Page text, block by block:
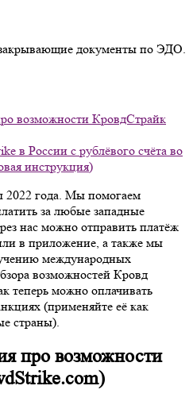
документы по ЭДО.
возможности КровдСтрайк
в России с рублёвого счёта во
инструкция)
2022 года. Мы помогаем
за любые западные
нас можно отправить платёж
в приложение, а также мы
международных
возможностей Кровд
теперь можно оплачивать
(применяйте её как
страны).
про возможности